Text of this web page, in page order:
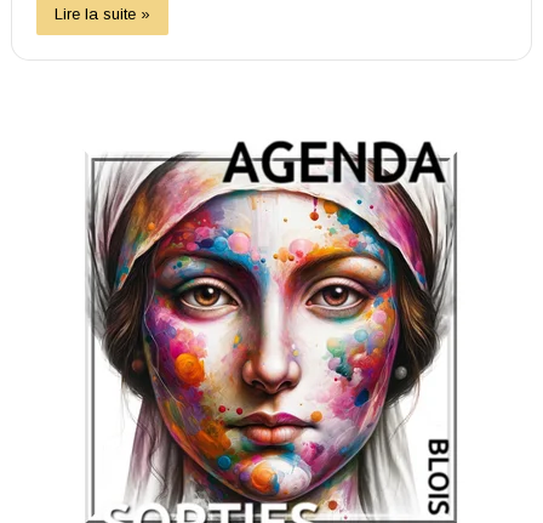
Lire la suite »